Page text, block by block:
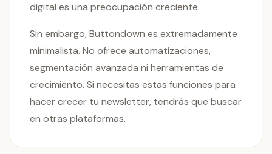
digital es una preocupación creciente.
Sin embargo, Buttondown es extremadamente
minimalista. No ofrece automatizaciones,
segmentación avanzada ni herramientas de
crecimiento. Si necesitas estas funciones para
hacer crecer tu newsletter, tendrás que buscar
en otras plataformas.